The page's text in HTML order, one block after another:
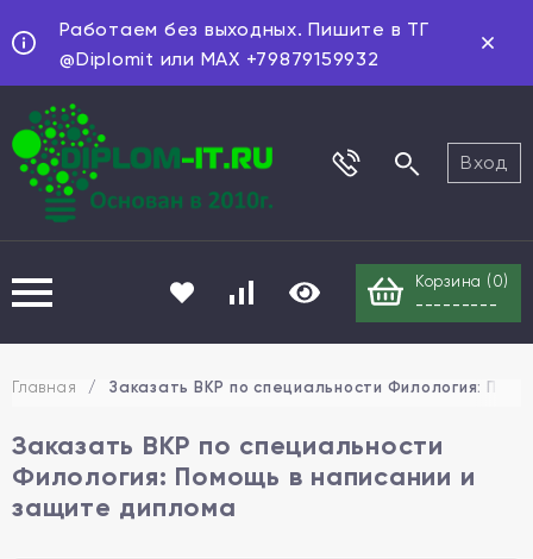
Работаем без выходных. Пишите в ТГ
@Diplomit или MAX +79879159932
Вход
Корзина ( 0)
---------
Главная / Заказать ВКР по специальности Филология:
Заказать ВКР по специальности
Филология: Помощь в написании и
защите диплома